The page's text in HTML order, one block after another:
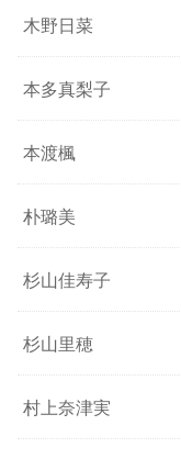
木野日菜
本多真梨子
本渡楓
朴璐美
杉山佳寿子
杉山里穂
村上奈津実